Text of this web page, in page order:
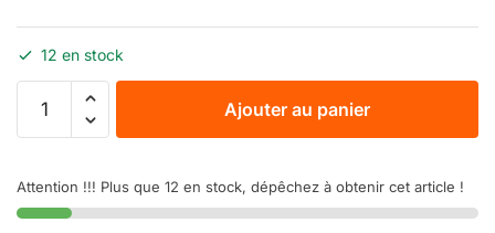
12 en stock
Ajouter au panier
Attention !!! Plus que 12 en stock, dépêchez à obtenir cet article !